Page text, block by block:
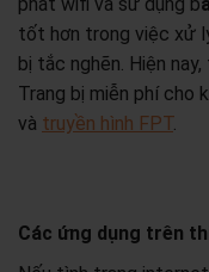
phát wifi và sử dụng b
tốt hơn trong việc xử
bị tắc nghẽn. Hiện
Trang bị miễn phí cho
và truyền hình FPT.
Các ứng dụng trên